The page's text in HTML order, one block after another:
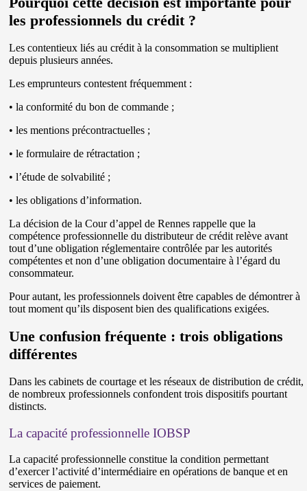
les professionnels du crédit ?
Les contentieux liés au crédit à la consommation se multiplient
depuis plusieurs années.
Les emprunteurs contestent fréquemment :
• la conformité du bon de commande ;
• les mentions précontractuelles ;
• le formulaire de rétractation ;
• l’étude de solvabilité ;
• les obligations d’information.
La décision de la Cour d’appel de Rennes rappelle que la
compétence professionnelle du distributeur de crédit relève avant
tout d’une obligation réglementaire contrôlée par les autorités
compétentes et non d’une obligation documentaire à l’égard du
consommateur.
Pour autant, les professionnels doivent être capables de démontrer à
tout moment qu’ils disposent bien des qualifications exigées.
Une confusion fréquente : trois obligations
différentes
Dans les cabinets de courtage et les réseaux de distribution de crédit,
de nombreux professionnels confondent trois dispositifs pourtant
distincts.
La capacité professionnelle IOBSP
La capacité professionnelle constitue la condition permettant
d’exercer l’activité d’intermédiaire en opérations de banque et en
services de paiement.